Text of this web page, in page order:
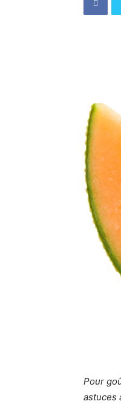
Pour
astuces